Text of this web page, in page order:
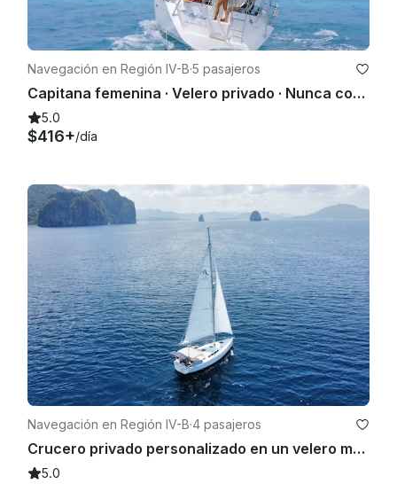
Navegación en Región IV-B·5 pasajeros
Capitana femenina · Velero privado · Nunca compartido
5.0
$416+/día
Navegación en Región IV-B·4 pasajeros
Crucero privado personalizado en un velero moderno
5.0